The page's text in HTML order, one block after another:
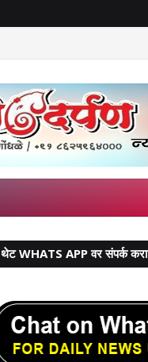
थेट WHATS APP वर संपर्क करा